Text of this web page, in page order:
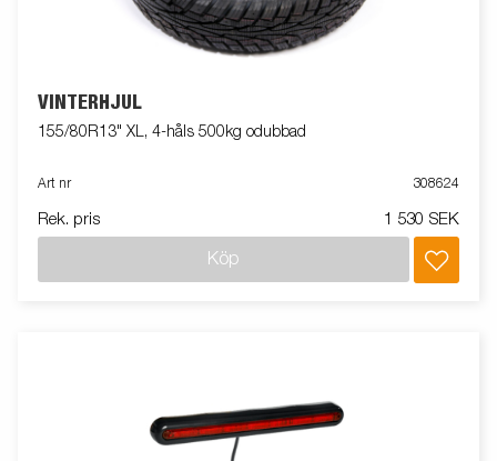
VINTERHJUL
155/80R13" XL, 4-håls 500kg odubbad
Art nr 308624
Rek. pris 1 530 SEK
Köp